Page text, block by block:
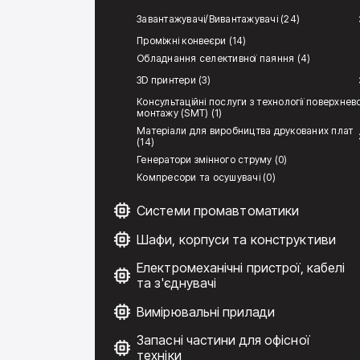
Завантажувачі/Вивантажувачі (24)
Проміжні конвеєри (14)
Обладнання селективної паяння (4)
3D принтери (3)
Консультаційні послуги з технології
монтажу (SMT) (1)
Матеріали для виробництва друкованих плат
(14)
Генератори змінного струму (0)
Компресори та осушувачі (0)
Системи промавтоматики
Шафи, корпуси та конструктиви
Електромеханічні пристрої, кабелі
та з'єднувачі
Вимірювальні прилади
Запасні частини для офісної
техніки